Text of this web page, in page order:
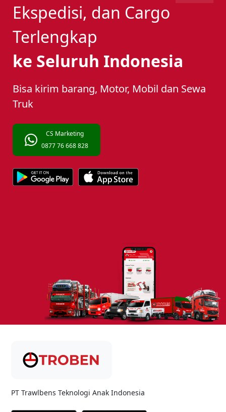
Ekspedisi, dan Cargo
Terlengkap
ke Seluruh Indonesia
Bisa kirim barang, Motor, Mobil dan Sewa
Truk
CS Marketing
0877 76 668 828
PT Trawlbens Teknologi Anak Indonesia